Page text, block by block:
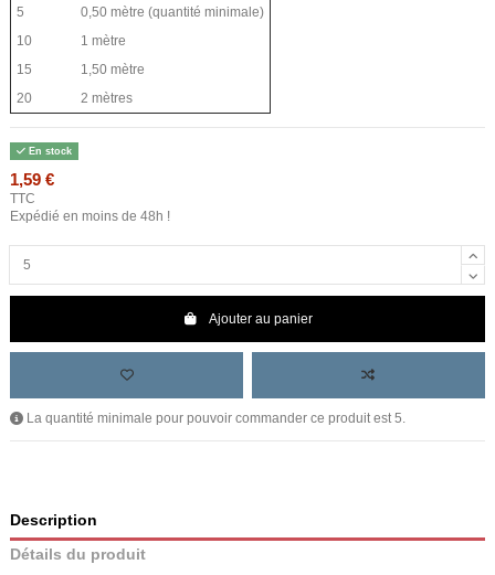
5
0,50 mètre (quantité minimale)
10
1 mètre
15
1,50 mètre
20
2 mètres
En stock
1,59 €
TTC
Expédié en moins de 48h !
Ajouter au panier
La quantité minimale pour pouvoir commander ce produit est 5.
Description
Détails du produit